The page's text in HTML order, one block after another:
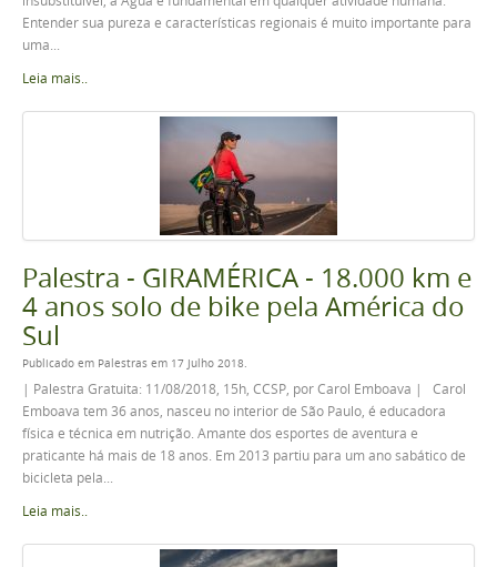
Entender sua pureza e características regionais é muito importante para
uma...
Leia mais..
Palestra - GIRAMÉRICA - 18.000 km e
4 anos solo de bike pela América do
Sul
Publicado em Palestras em 17 Julho 2018.
| Palestra Gratuita: 11/08/2018, 15h, CCSP, por Carol Emboava | Carol
Emboava tem 36 anos, nasceu no interior de São Paulo, é educadora
física e técnica em nutrição. Amante dos esportes de aventura e
praticante há mais de 18 anos. Em 2013 partiu para um ano sabático de
bicicleta pela...
Leia mais..